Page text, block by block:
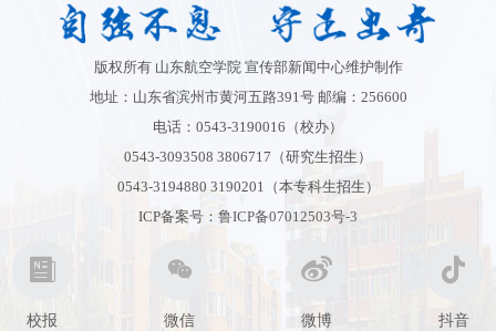
校报 微信 微博 抖音
版权所有 山东航空学院 宣传部新闻中心维护制作
地址：山东省滨州市黄河五路391号 邮编：256600
电话：0543-3190016（校办）
0543-3093508 3806717（研究生招生）
0543-3194880 3190201（本专科生招生）
ICP备案号： 鲁ICP备07012503号-3